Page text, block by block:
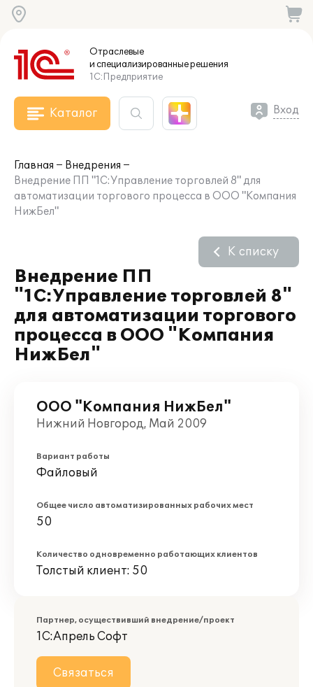
Отраслевые
и специализированныерешения
1С:Предприятие
Каталог Вход
Главная
Внедрения
Внедрение ПП "1С:Управление торговлей 8" для
автоматизации торгового процесса в ООО "Компания
НижБел"
Внедрение ПП
"1С:Управление торговлей 8"
для автоматизации торгового
процесса в ООО "Компания
НижБел"
К списку
ООО "Компания НижБел"
Нижний Новгород, Май 2009
Вариант работы
Файловый
Общее число автоматизированных рабочих мест
50
Количество одновременно работающих клиентов
Толстый клиент: 50
Партнер, осуществивший внедрение/проект
1С:Апрель Софт
Связаться